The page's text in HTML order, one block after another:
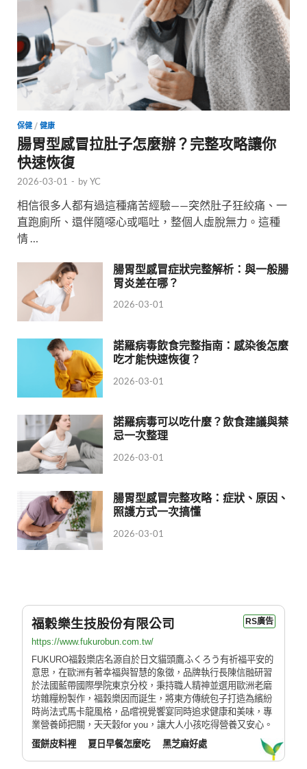
保健 / 健康
腸胃型感冒拉肚子怎麼辦？完整攻略讓你
快速恢復
2026-03-01 - byYC
相信很多人都有過這種痛苦經驗——突然肚子狂絞痛、一
直跑廁所、還伴隨噁心或嘔吐，整個人虛脫無力。這種
情 …
腸胃型感冒症狀完整解析：與一般腸
胃炎差在哪？
2026-03-01
諾羅病毒飲食完整指南：感染後怎麼
吃才能快速恢復？
2026-03-01
諾羅病毒可以吃什麼？飲食建議與禁
忌一次整理
2026-03-01
腸胃型感冒完整攻略：症狀、原因、
照護方式一次搞懂
2026-03-01
福穀樂生技股份有限公司 RS廣告
https://www.fukurobun.com.tw/
FUKURO福穀樂店名源自於日文貓頭鷹ふくろう有祈福平安的
意思，在歐洲有著幸福與智慧的象徵，品牌執行長陳信融研習
於法國藍帶國際學院東京分校，秉持職人精神並選用歐洲老磨
坊雜糧粉製作，福穀樂因而誕生，將東方傳統包子打造為繽紛
時尚法式馬卡龍風格，品嚐視覺饗宴同時追求健康和美味，專
業營養師把關，天天穀for you，讓大人小孩吃得營養又安心。
蛋餅皮料裡
夏日早餐怎麼吃 黑芝麻好處